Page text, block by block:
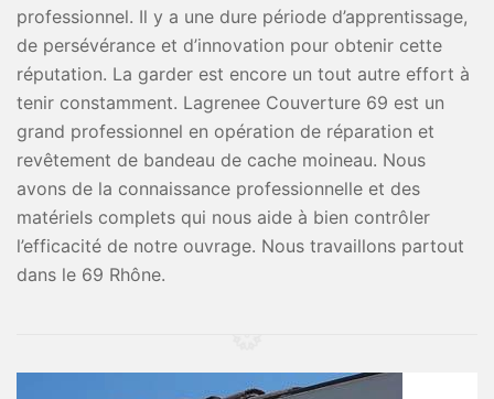
professionnel. Il y a une dure période d’apprentissage,
de persévérance et d’innovation pour obtenir cette
réputation. La garder est encore un tout autre effort à
tenir constamment. Lagrenee Couverture 69 est un
grand professionnel en opération de réparation et
revêtement de bandeau de cache moineau. Nous
avons de la connaissance professionnelle et des
matériels complets qui nous aide à bien contrôler
l’efficacité de notre ouvrage. Nous travaillons partout
dans le 69 Rhône.